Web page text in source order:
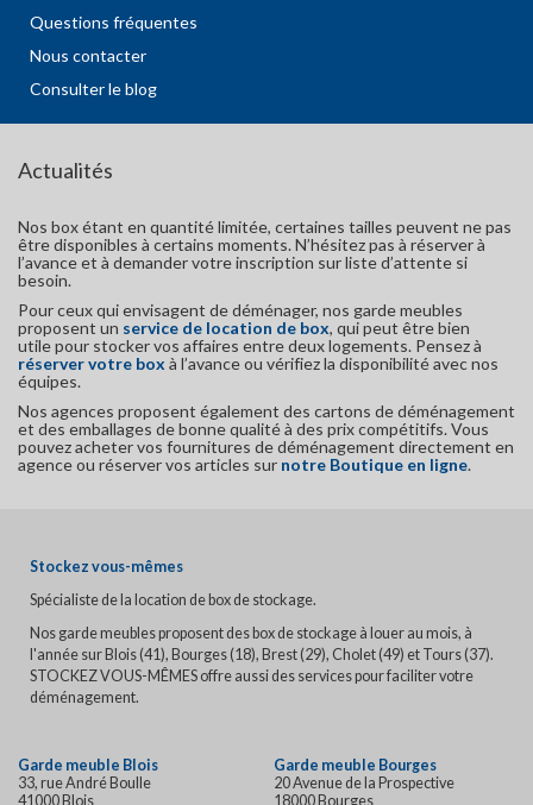
Questions fréquentes
Nous contacter
Consulter le blog
Actualités
Nos box étant en quantité limitée, certaines tailles peuvent ne pas
être disponibles à certains moments. N’hésitez pas à réserver à
l’avance et à demander votre inscription sur liste d’attente si
besoin.
Pour ceux qui envisagent de déménager, nos garde meubles
proposent un service de location de box, qui peut être bien
utile pour stocker vos affaires entre deux logements. Pensez à
réserver votre box à l’avance ou vérifiez la disponibilité avec nos
équipes.
Nos agences proposent également des cartons de déménagement
et des emballages de bonne qualité à des prix compétitifs. Vous
pouvez acheter vos fournitures de déménagement directement en
agence ou réserver vos articles sur notre Boutique en ligne.
Stockez vous-mêmes
Spécialiste de la location de box de stockage.
Nos garde meubles proposent des box de stockage à louer au mois, à
l'année sur Blois (41), Bourges (18), Brest (29), Cholet (49) et Tours (37).
STOCKEZ VOUS-MÊMES offre aussi des services pour faciliter votre
déménagement.
Garde meuble Blois
33, rue André Boulle
41000 Blois
Garde meuble Bourges
20 Avenue de la Prospective
18000 Bourges